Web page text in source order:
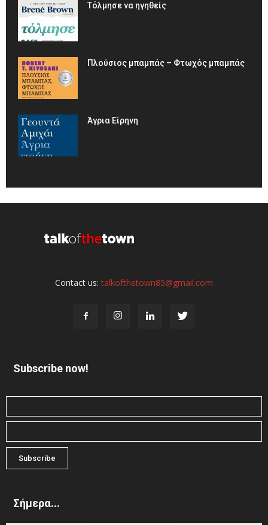
Τόλμησε να ηγηθείς
Πλούσιος μπαμπάς – Φτωχός μπαμπάς
Άγρια Είρηνη
Contact us:talkofthetown85@gmail.com
Subscribe now!
Σήμερα...